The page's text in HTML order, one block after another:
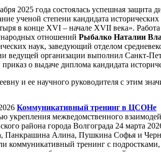
2025 года состоялась успешная
ученой степени кандидата
в конце XVI – начале XVII века».
отношений Рыбалко Наталии
наук, заведующий отделом
организации выполнил Санкт-
о выдаче диплома кандидата
и ее научного руководителя с этим
Коммуникативный тренинг в ЦСОНе
укрепления межведомственного
района города Волгограда 24 марта
Панкрашина Алина, Пушкина Софья и
коммуникативный тренинг с